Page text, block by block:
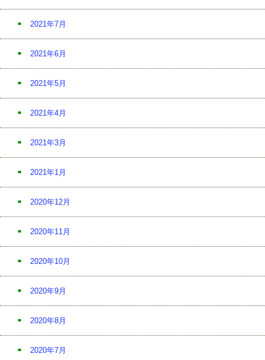
2021年7月
2021年6月
2021年5月
2021年4月
2021年3月
2021年1月
2020年12月
2020年11月
2020年10月
2020年9月
2020年8月
2020年7月